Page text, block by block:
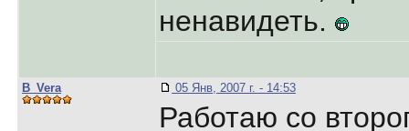
ненавидеть.
B_Vera 05 Янв, 2007 г. - 14:53
Работаю со